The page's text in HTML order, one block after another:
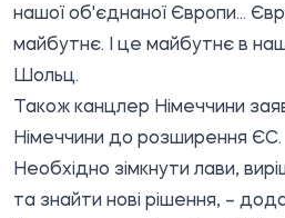
нашої об'єднаної Європи...
майбутнє. І це майбутнє в
Шольц.
Також канцлер Німеччини
Німеччини до розширення ЄС.
Необхідно зімкнути лави,
та знайти нові рішення, –